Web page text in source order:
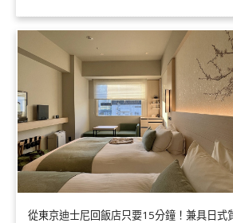
從東京迪士尼回飯店只要15分鐘！兼具日式